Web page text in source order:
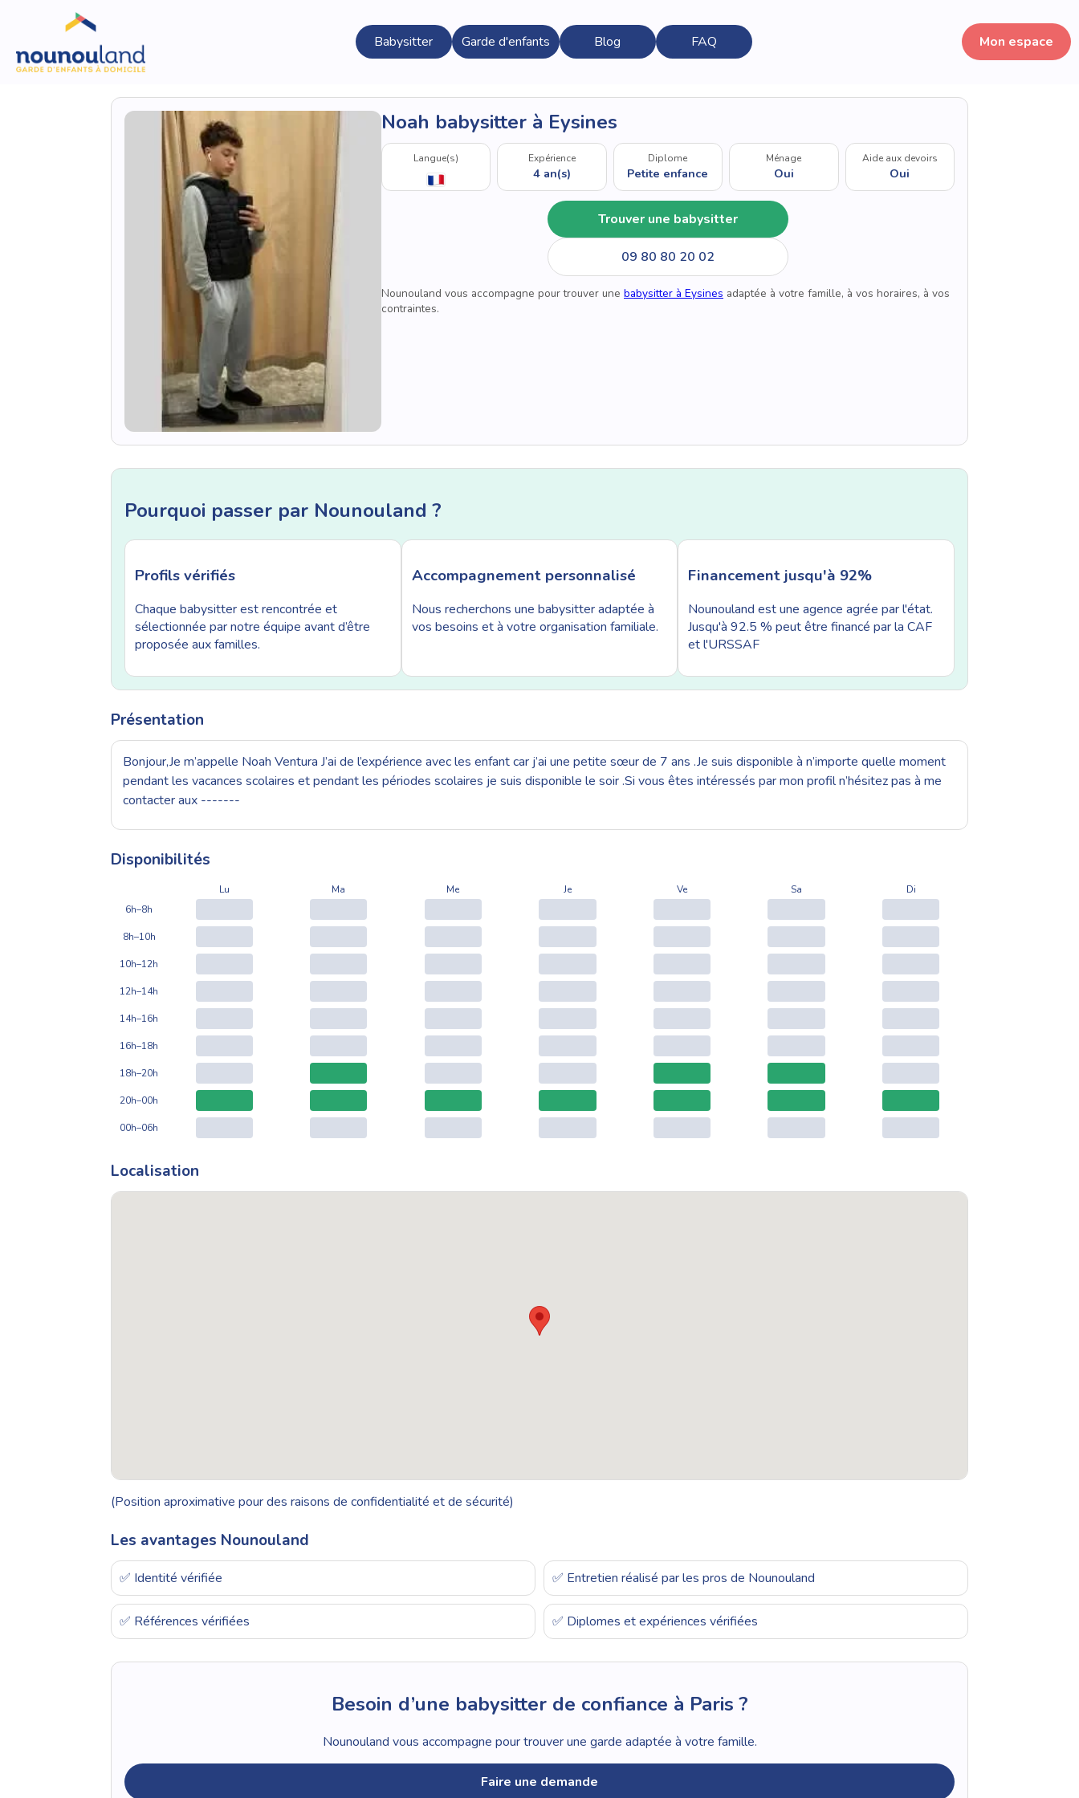
Babysitter Garde d'enfants Blog FAQ Mon espace
Noah babysitter à Eysines
Langue(s) Expérience
4 an(s)
Diplome
Petite enfance
Ménage
Oui
Aide aux devoirs
Oui
Trouver une babysitter
09 80 80 20 02
Nounouland vous accompagne pour trouver une babysitter à Eysines adaptée à votre famille, à vos horaires, à vos
contraintes.
Pourquoi passer par Nounouland ?
Profils vérifiés
Chaque babysitter est rencontrée et
sélectionnée par notre équipe avant d’être
proposée aux familles.
Accompagnement personnalisé
Nous recherchons une babysitter adaptée à
vos besoins et à votre organisation familiale.
Financement jusqu'à 92%
Nounouland est une agence agrée par l'état.
Jusqu'à 92.5 % peut être financé par la CAF
et l'URSSAF
Présentation
Bonjour,Je m’appelle Noah Ventura J’ai de l’expérience avec les enfant car j’ai une petite sœur de 7 ans .Je suis disponible à n’importe quelle moment
pendant les vacances scolaires et pendant les périodes scolaires je suis disponible le soir .Si vous êtes intéressés par mon profil n’hésitez pas à me
contacter aux -------
Disponibilités
Lu Ma Me Je Ve Sa
Di
6h–8h
8h–10h
10h–12h
12h–14h
14h–16h
16h–18h
18h–20h
20h–00h
00h–06h
Localisation
(Position aproximative pour des raisons de confidentialité et de sécurité)
Les avantages Nounouland
✅ Identité vérifiée ✅ Entretien réalisé par les pros de Nounouland
✅ Références vérifiées ✅ Diplomes et expériences vérifiées
Besoin d’une babysitter de confiance à Paris ?
Nounouland vous accompagne pour trouver une garde adaptée à votre famille.
Faire une demande